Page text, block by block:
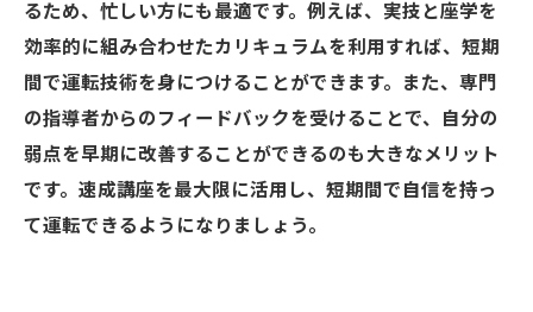
るため、忙しい方にも最適です。例えば、実技と座学を
効率的に組み合わせたカリキュラムを利用すれば、短期
間で運転技術を身につけることができます。また、専門
の指導者からのフィードバックを受けることで、自分の
弱点を早期に改善することができるのも大きなメリット
です。速成講座を最大限に活用し、短期間で自信を持っ
て運転できるようになりましょう。